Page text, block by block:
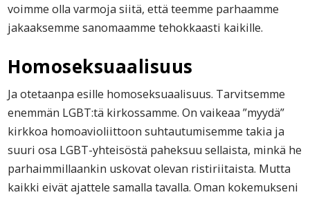
voimme olla varmoja siitä, että teemme parhaamme
jakaaksemme sanomaamme tehokkaasti kaikille.
Homoseksuaalisuus
Ja otetaanpa esille homoseksuaalisuus. Tarvitsemme
enemmän LGBT:tä kirkossamme. On vaikeaa ”myydä”
kirkkoa homoavioliittoon suhtautumisemme takia ja
suuri osa LGBT-yhteisöstä paheksuu sellaista, minkä he
parhaimmillaankin uskovat olevan ristiriitaista. Mutta
kaikki eivät ajattele samalla tavalla. Oman kokemukseni